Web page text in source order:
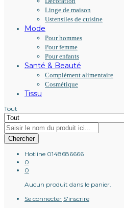
Linge de maison
Ustensiles de cuisine
Mode
Pour hommes
Pour femme
Pour enfants
Santé & Beauté
Complément alimentaire
Cosmétique
Tissu
Tout
Chercher
Hotline 0148686666
0
0
Aucun produit dans le panier.
Se connecter S'inscrire